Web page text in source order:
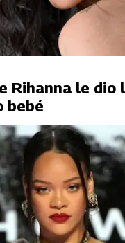
Rihanna le dio
bebé